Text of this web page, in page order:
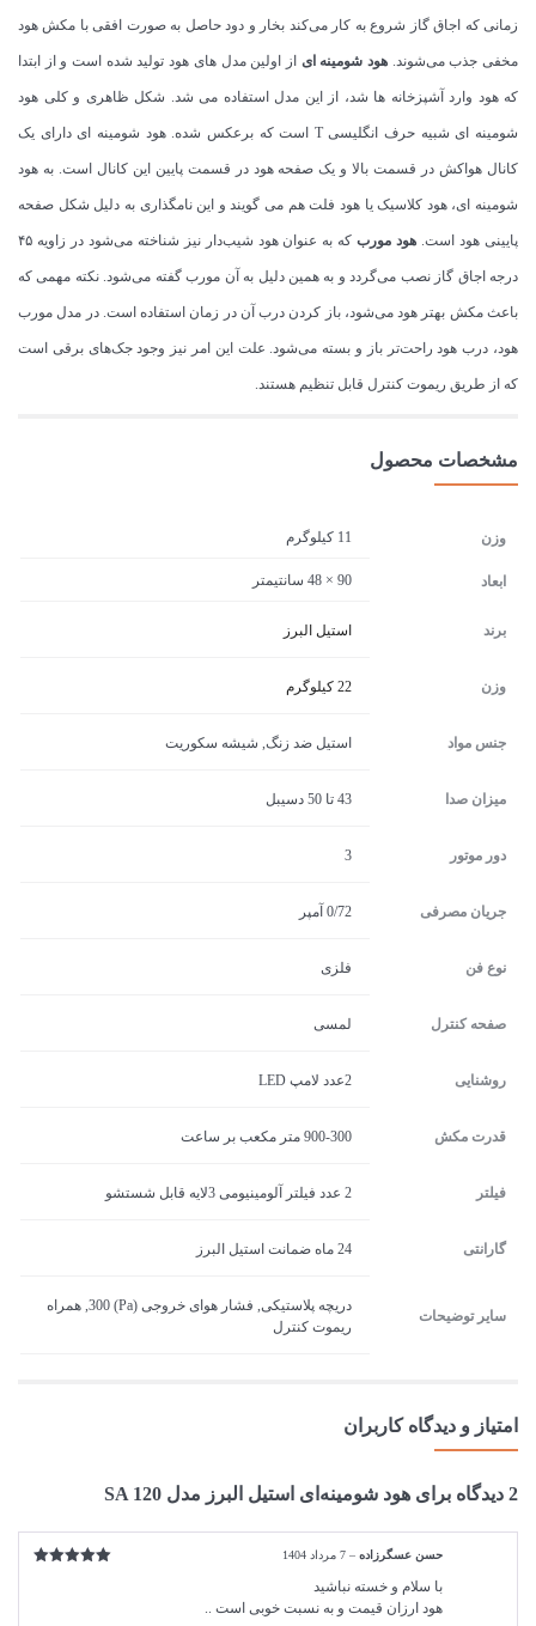
زمانی که اجاق گاز شروع به کار می‌کند بخار و دود حاصل به صورت افقی با مکش هود
مخفی جذب می‌شوند.هود شومینه ای از اولین مدل های هود تولید شده است و از ابتدا
که هود وارد آشپزخانه ها شد، از این مدل استفاده می شد. شکل ظاهری و کلی هود
شومینه ای شبیه حرف انگلیسی T است که برعکس شده. هود شومینه ای دارای یک
کانال هواکش در قسمت بالا و یک صفحه هود در قسمت پایین این کانال است. به هود
شومینه ای، هود کلاسیک یا هود فلت هم می گویند و این نامگذاری به دلیل شکل صفحه
پایینی هود است. هود مورب که به عنوان هود شیب‌دار نیز شناخته می‌شود در زاویه ۴۵
درجه اجاق گاز نصب می‌گردد و به همین دلیل به آن مورب گفته می‌شود. نکته مهمی که
باعث مکش بهتر هود می‌شود، باز کردن درب آن در زمان استفاده است. در مدل مورب
هود، درب هود راحت‌تر باز و بسته می‌شود. علت این امر نیز وجود جک‌های برقی است
که از طریق ریموت کنترل قابل تنظیم هستند.
مشخصات محصول
وزن 11 کیلوگرم
ابعاد 90 × 48 سانتیمتر
برند استیل البرز
وزن 22 کیلوگرم
جنس مواد استیل ضد زنگ, شیشه سکوریت
میزان صدا 43 تا 50 دسیبل
دور موتور 3
جریان مصرفی 0/72 آمپر
نوع فن فلزی
صفحه کنترل لمسی
روشنایی 2عدد لامپ LED
قدرت مکش 900-300 متر مکعب بر ساعت
فیلتر 2 عدد فیلتر آلومینیومی 3لایه قابل شستشو
گارانتی 24 ماه ضمانت استیل البرز
سایر توضیحات
دریچه پلاستیکی, فشار هوای خروجی (Pa) 300, همراه
ریموت کنترل
امتیاز و دیدگاه کاربران
2 دیدگاه برای هود شومینه‌ای استیل البرز مدل SA 120
حسن عسگرزاده – 7 مرداد 1404
با سلام و خسته نباشید
هود ارزان قیمت و به نسبت خوبی است ..